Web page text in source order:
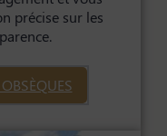
précise sur les